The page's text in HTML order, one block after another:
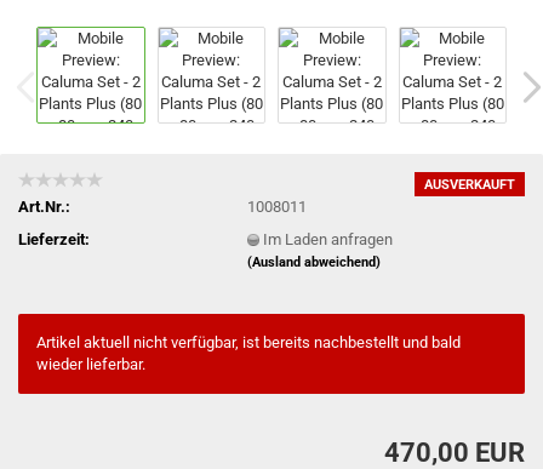
AUSVERKAUFT
Art.Nr.:
1008011
Lieferzeit:
Im Laden anfragen
(Ausland abweichend)
Artikel aktuell nicht verfügbar, ist bereits nachbestellt und bald
wieder lieferbar.
470,00 EUR